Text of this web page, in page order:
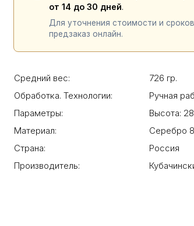
от 14 до 30 дней.
Для уточнения стоимости и
предзаказ онлайн.
Средний вес:
726 гр.
Обработка. Технологии:
Ручная
Параметры:
Высота:
Материал:
Серебро
Страна:
Россия
Производитель: